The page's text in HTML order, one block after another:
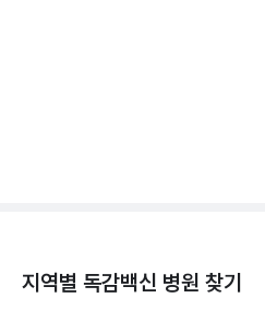
지역별 독감백신 병원 찾기